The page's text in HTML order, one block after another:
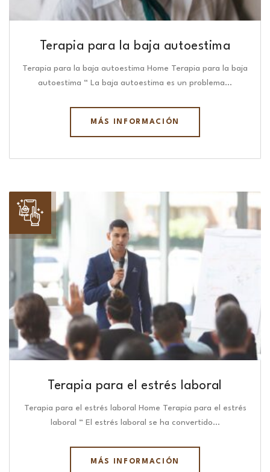
Terapia para la baja autoestima
Terapia para la baja autoestima Home Terapia para la baja
autoestima “ La baja autoestima es un problema…
MÁS INFORMACIÓN
Terapia para el estrés laboral
Terapia para el estrés laboral Home Terapia para el estrés
laboral “ El estrés laboral se ha convertido…
MÁS INFORMACIÓN